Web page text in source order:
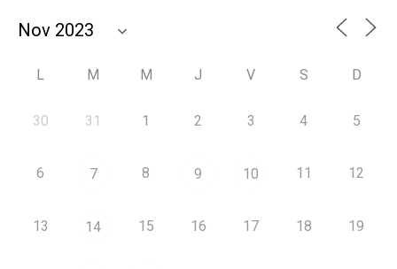
L M M J V S D
30 31 1 2 3 4 5
6 7 8 9 10 11 12
13 14 15 16 17 18 19